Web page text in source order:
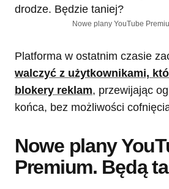
Nowe plany YouTube
Platforma w ostatnim czasie
walczyć z użytkownikami,
blokery reklam, przewijając
końca, bez możliwości
Nowe plany
Premium. Będą